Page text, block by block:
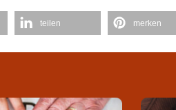
teilen merken